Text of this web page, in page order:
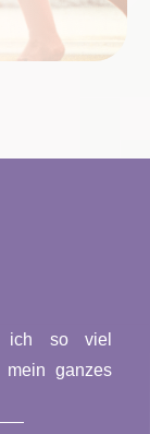
ich so viel
ganzes